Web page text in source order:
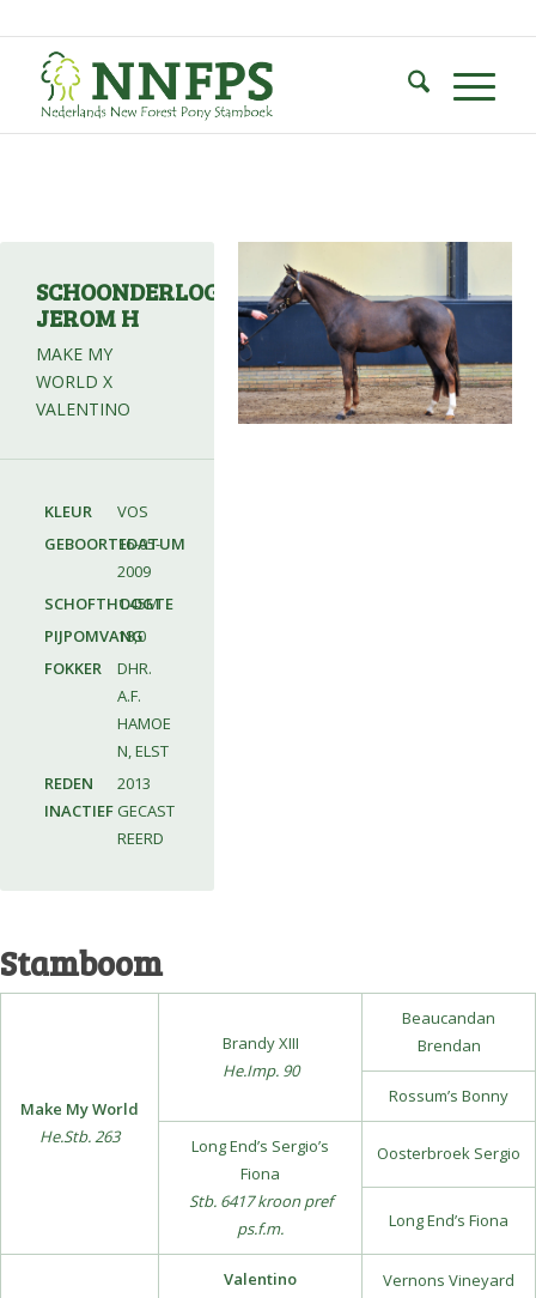
SCHOONDERLOGT
JEROM H
MAKE MY
WORLD X
VALENTINO
KLEUR
VOS
GEBOORTEDATUM
16-05-
2009
SCHOFTHOOGTE
1.45M
PIJPOMVANG
18,0
FOKKER
DHR.
A.F.
HAMOE
N, ELST
REDEN
INACTIEF
2013
GECAST
REERD
Stamboom
Make My World
He.Stb. 263
Brandy XIII
He.Imp. 90
Beaucandan
Brendan
Rossum’s Bonny
Long End’s Sergio’s
Fiona
Stb. 6417 kroon pref
ps.f.m.
Oosterbroek Sergio
Long End’s Fiona
Valentino
Vernons Vineyard